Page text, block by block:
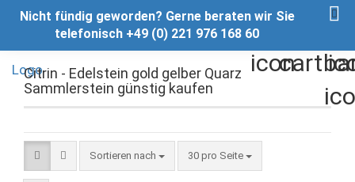
Nicht fündig geworden? Gerne beraten wir Sie
telefonisch +49 (0) 221 976 168 60
Citrin - Edelstein gold gelber Quarz
Sammlerstein günstig kaufen
Sortieren nach
Sortieren nach 30 pro Seite
pro Seite